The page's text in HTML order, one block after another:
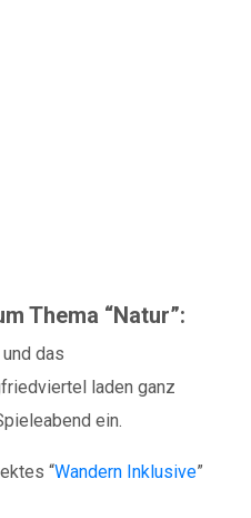
Thema “Natur”:
das
laden ganz
ein.
“Wandern Inklusive”